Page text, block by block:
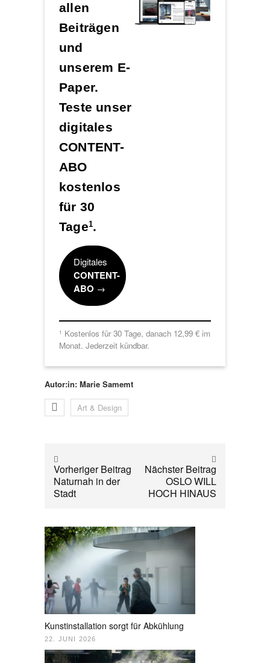
allen
Beiträgen
und
unserem E-
Paper.
Teste unser
digitales
CONTENT-
ABO
kostenlos
für 30
Tage1.
Digitales
CONTENT-
ABO →
1 Kostenlos für 30 Tage, danach 12,99 € im
Monat. Jederzeit kündbar.
Autor:in: Marie Samemt
Art & Design
Vorheriger Beitrag
Naturnah in der
Stadt
Nächster Beitrag
OSLO WILL
HOCH HINAUS
Kunstinstallation sorgt für Abkühlung
22. JUNI 2026